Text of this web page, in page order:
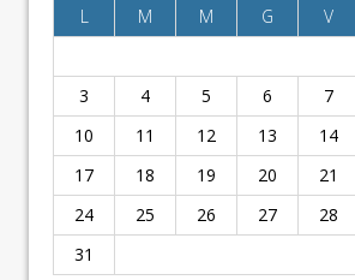
L
M M G V
3
4 5 6 7
10
11 12 13 14
17
18 19 20 21
24
25 26 27 28
31